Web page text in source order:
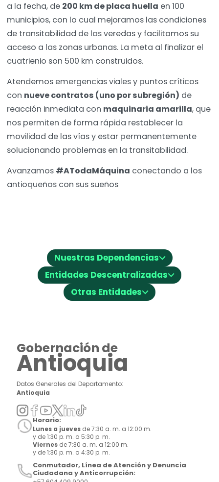
a la fecha, de 200 km de placa huella en 100
municipios, con lo cual mejoramos las condiciones
de transitabilidad de las veredas y facilitamos su
acceso a las zonas urbanas. La meta al finalizar el
cuatrienio son 500 km construidos.
Atendemos emergencias viales y puntos críticos
con nueve contratos (uno por subregión) de
reacción inmediata con maquinaria amarilla, que
nos permiten de forma rápida restablecer la
movilidad de las vías y estar permanentemente
solucionando problemas en la transitabilidad.
Avanzamos #ATodaMáquina conectando a los
antioqueños con sus sueños
Nuestras Dependencias⌵
Entidades Descentralizadas⌵
Otras Entidades⌵
Gobernación de
Antioquia
Datos Generales del Departamento:
Antioquia
Horario:
Lunes a jueves de 7:30 a. m. a 12:00 m.
y de 1:30 p. m. a 5:30 p. m.
Viernes de 7:30 a. m. a 12:00 m.
y de 1:30 p. m. a 4:30 p. m.
Conmutador, Línea de Atención y Denuncia
Ciudadana y Anticorrupción: